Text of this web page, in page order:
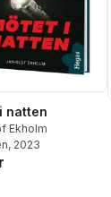
natten
Ekholm
, 2023